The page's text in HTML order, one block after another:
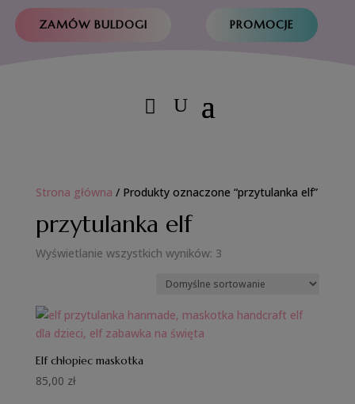
ZAMÓW BULDOGI PROMOCJE
Strona główna / Produkty oznaczone “przytulanka elf”
przytulanka elf
Wyświetlanie wszystkich wyników: 3
Elf chłopiec maskotka
85,00 zł